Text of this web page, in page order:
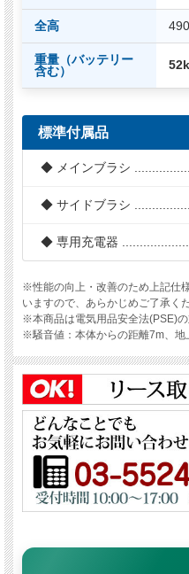
全高
重量（バッテリー
含む）
標準付属品
◆ メインブラシ
◆ サイドブラシ
◆ 専用充電器
※性能の向上・改善のため上記仕
いますので、あらかじめご了承くだ
※本商品は電気用品安全法(PSE)の
※騒音値：本体からの距離7m、地